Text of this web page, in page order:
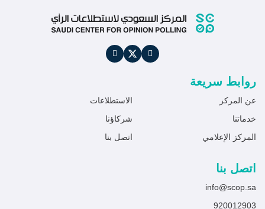
روابط سريعة
عن المركز
الاستطلاعات
خدماتنا
شركاؤنا
المركز الإعلامي
اتصل بنا
اتصل بنا
info@scop.sa
920012903